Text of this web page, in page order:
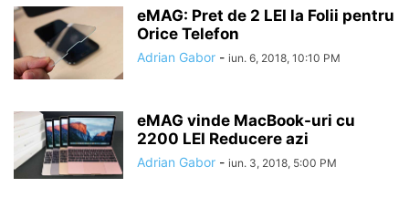
eMAG: Pret de 2 LEI la Folii pentru
Orice Telefon
Adrian Gabor - iun. 6, 2018, 10:10 PM
eMAG vinde MacBook-uri cu
2200 LEI Reducere azi
Adrian Gabor - iun. 3, 2018, 5:00 PM